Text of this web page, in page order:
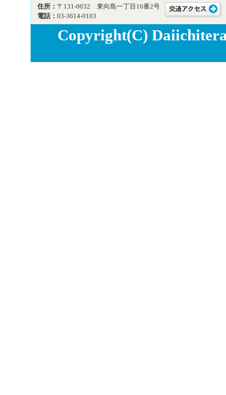
住所： 〒131-0032 東向島一丁目16番2号
電話： 03-3614-0103
Copyright(C)